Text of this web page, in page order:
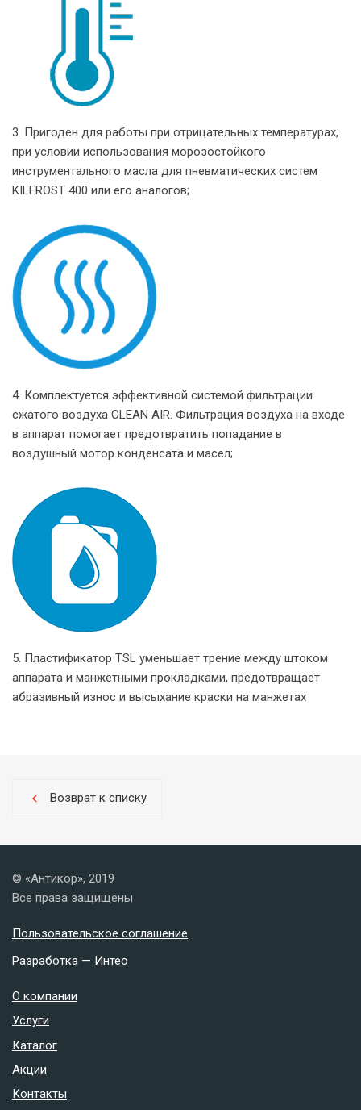
3. Пригоден для работы при отрицательных температурах,
при условии использования морозостойкого
инструментального масла для пневматических систем
KILFROST 400 или его аналогов;
4. Комплектуется эффективной системой фильтрации
сжатого воздуха CLEAN AIR. Фильтрация воздуха на входе
в аппарат помогает предотвратить попадание в
воздушный мотор конденсата и масел;
5. Пластификатор TSL уменьшает трение между штоком
аппарата и манжетными прокладками, предотвращает
абразивный износ и высыхание краски на манжетах
chevron_left Возврат к списку
© «Антикор», 2019
Все права защищены
Пользовательское соглашение
Разработка — Интео
О компании
Услуги
Каталог
Акции
Контакты